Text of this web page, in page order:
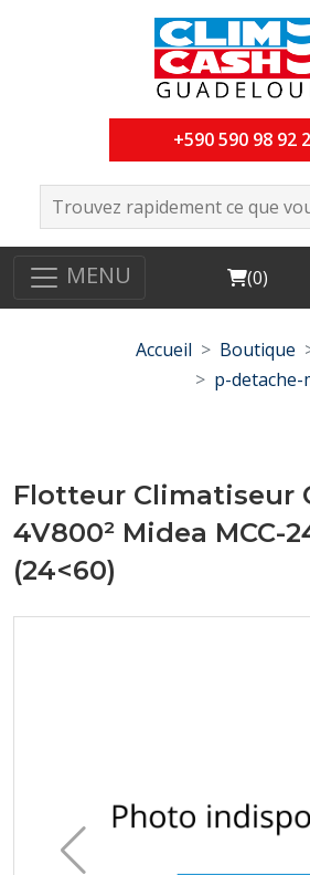
+590 590 98 92
MENU Cart
(0)
Accueil Boutique
p-detache-
Flotteur Climatiseur
4V800² Midea MCC-
(24<60)